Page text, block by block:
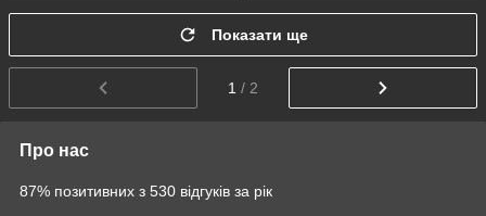
Показати ще
1 / 2
Про нас
87% позитивних з 530 відгуків за рік